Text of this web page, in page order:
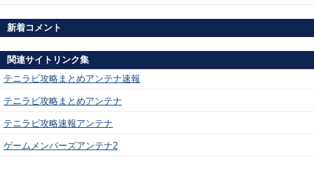
新着コメント
関連サイトリンク集
テニラビ攻略まとめアンテナ速報
テニラビ攻略まとめアンテナ
テニラビ攻略速報アンテナ
ゲームメンバーズアンテナ2